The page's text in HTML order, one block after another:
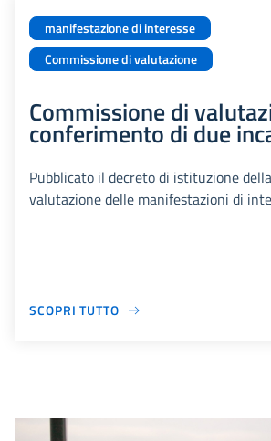
manifestazione di interesse
Commissione di valutazione
Commissione di
conferimento di due
Pubblicato il decreto di istituzione
valutazione delle manifestazioni di
SCOPRI TUTTO